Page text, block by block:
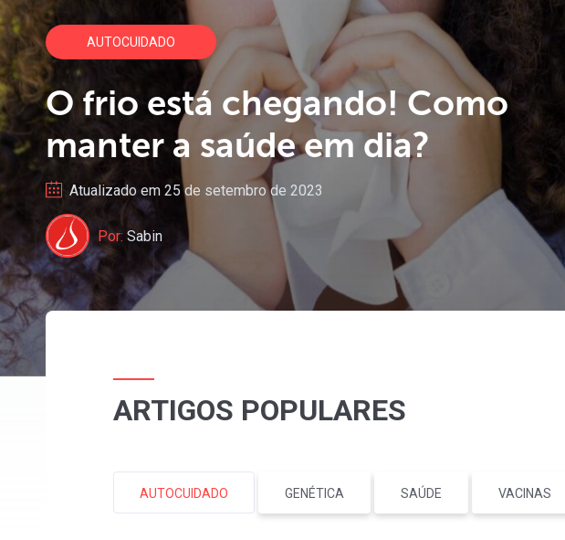
AUTOCUIDADO
O frio está chegando! Como
manter a saúdeemdia?
Atualizado em 25 de setembro de 2023
Por: Sabin
ARTIGOS POPULARES
AUTOCUIDADO GENÉTICA SAÚDE VACINAS